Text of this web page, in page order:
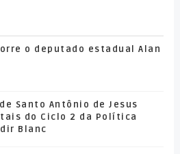
o deputado estadual Alan
Santo Antônio de Jesus
do Ciclo 2 da Política
Blanc